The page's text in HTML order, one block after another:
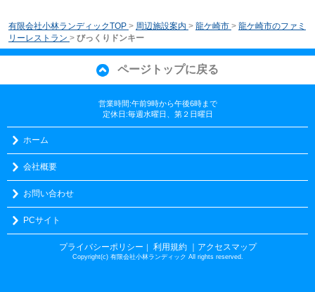
有限会社小林ランディックTOP > 周辺施設案内 > 龍ケ崎市 > 龍ケ崎市のファミ
リーレストラン > びっくりドンキー
ページトップに戻る
営業時間:午前9時から午後6時まで
定休日:毎週水曜日、第２日曜日
ホーム
会社概要
お問い合わせ
PCサイト
プライバシーポリシー ｜ 利用規約 ｜アクセスマップ
Copyright(c) 有限会社小林ランディック All rights reserved.